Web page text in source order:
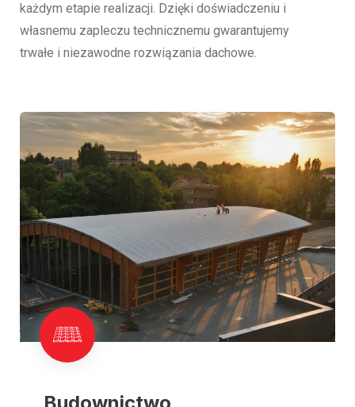
każdym etapie realizacji. Dzięki doświadczeniu i
własnemu zapleczu technicznemu gwarantujemy
trwałe i niezawodne rozwiązania dachowe.